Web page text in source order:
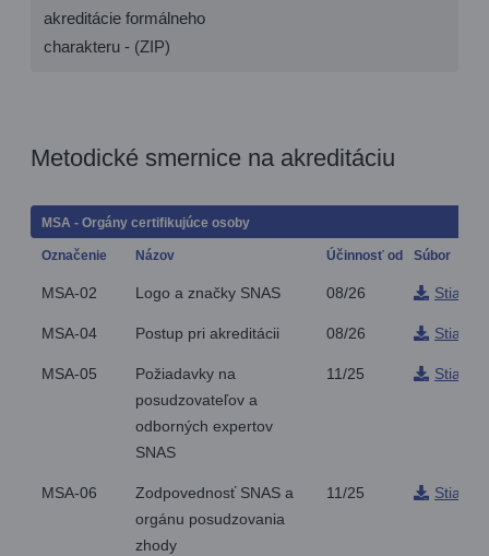
akreditácie formálneho
charakteru - (ZIP)
Metodické smernice na akreditáciu
MSA - Orgány certifikujúce osoby
Označenie Názov Účinnosť od Súbor
MSA-02 Logo a značky SNAS 08/26
MSA-04 Postup pri akreditácii 08/26
MSA-05
Požiadavky na
posudzovateľov a
odborných expertov
SNAS
11/25
MSA-06
Zodpovednosť SNAS a
orgánu posudzovania
zhody
11/25